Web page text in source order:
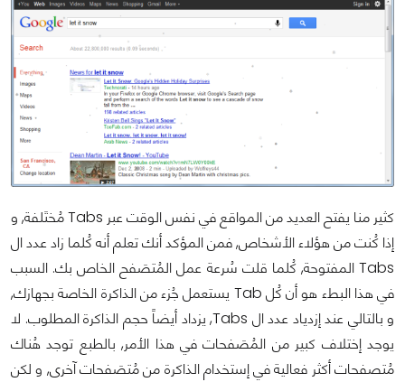
كثير منا يفتح العديد من المواقع في نفس الوقت عبر Tabs مُختَلفة, و
إذا كُنت من هؤلاء الأشخاص, فمن المؤكد أنك تعلم أنه كُلما زاد عدد ال
Tabs المفتوحة, كُلما قلت سُرعة عمل المُتصَفح الخاص بك. السبب
في هذا البطء هو أن كُل Tab يستعمل جُزء من الذاكرة الخاصة بجهازك,
و بالتالي عند إزدياد عدد ال Tabs, يزداد أيضاً حجم الذاكرة المطلوب. لا
يوجد إختلاف كبير من المُصَفحات في هذا الأمر, بالطبع توجد هُناك
مُتصفحات أكثر فعالية في إستخدام الذاكرة من مُتصَفحات آخرى, و لكن